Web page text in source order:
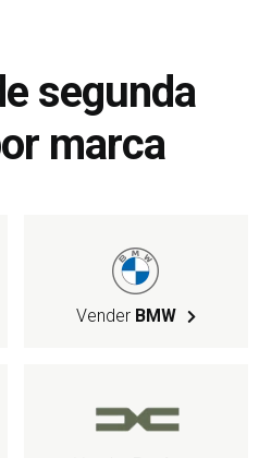
segunda
marca
Vender BMW